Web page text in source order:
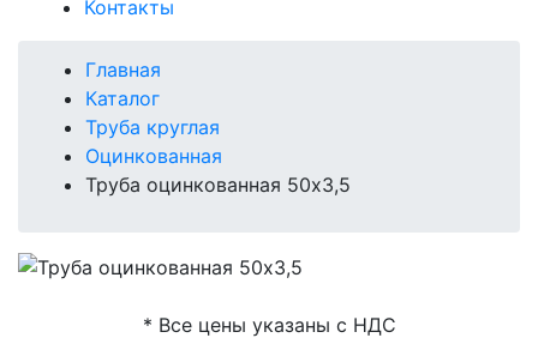
Контакты
Главная
Каталог
Труба круглая
Оцинкованная
Труба оцинкованная 50х3,5
* Все цены указаны с НДС